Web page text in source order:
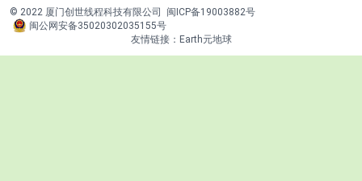
© 2022 厦门创世线程科技有限公司
闽ICP备19003882号
闽公网安备35020302035155号
友情链接： Earth元地球